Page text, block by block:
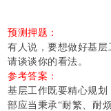
预测押题：
有人说，要想做好基层
请谈谈你的看法。
参考答案：
基层工作既要精心规
部应当秉承“耐繁、耐